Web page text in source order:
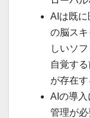
AIは既
の脳ス
しいソ
自覚す
が存在す
AIの導入
管理が